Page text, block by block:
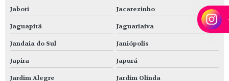
Jaboti Jacarezinho
Jaguapitã Jaguariaíva
Jandaia do Sul Janiópolis
Japira Japurá
Jardim Alegre Jardim Olinda